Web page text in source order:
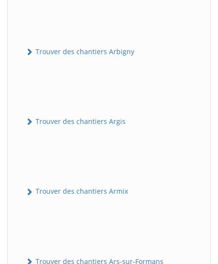
Trouver des chantiers Arbigny
Trouver des chantiers Argis
Trouver des chantiers Armix
Trouver des chantiers Ars-sur-Formans